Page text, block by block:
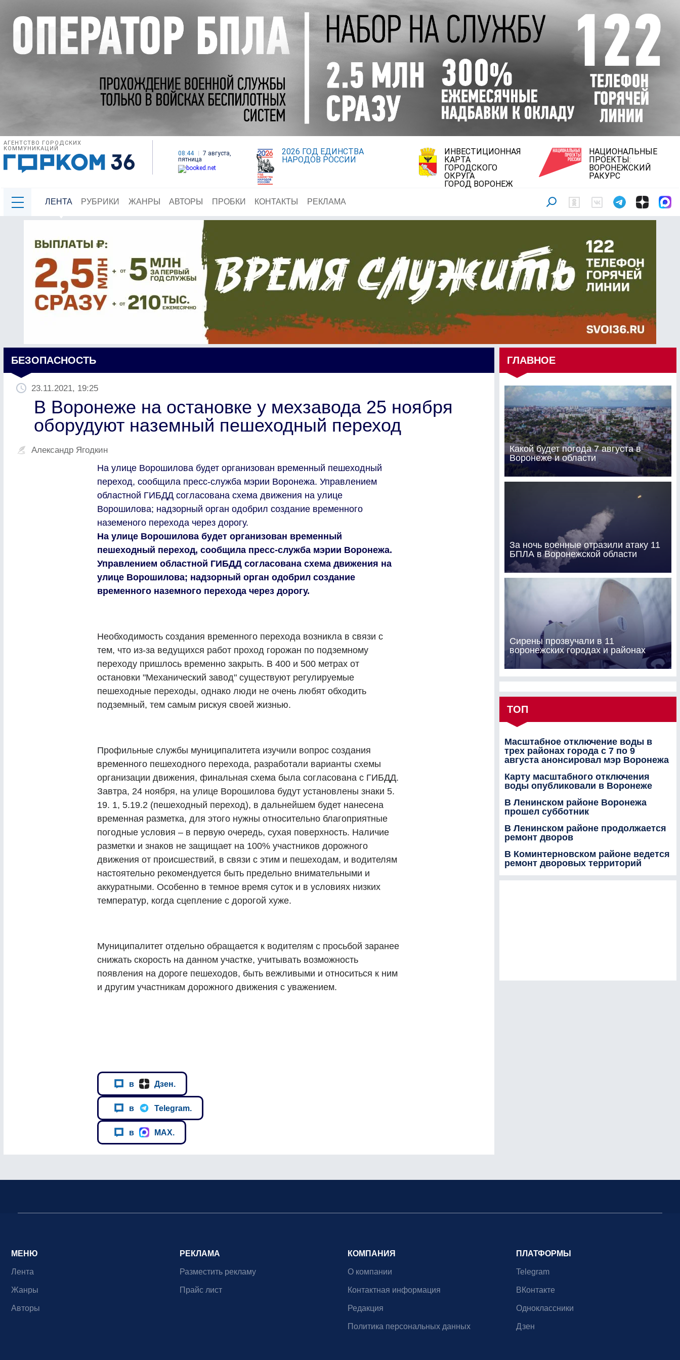
АГЕНТСТВО ГОРОДСКИХ
КОММУНИКАЦИЙ
08:44
7 августа,
пятница
2026 ГОД ЕДИНСТВА
НАРОДОВ РОССИИ
ИНВЕСТИЦИОННАЯ
КАРТА
ГОРОДСКОГО
ОКРУГА
ГОРОД ВОРОНЕЖ
НАЦИОНАЛЬНЫЕ
ПРОЕКТЫ:
ВОРОНЕЖСКИЙ
РАКУРС
ЛЕНТА РУБРИКИ ЖАНРЫ АВТОРЫ ПРОБКИ КОНТАКТЫ РЕКЛАМА
БЕЗОПАСНОСТЬ
23.11.2021, 19:25
В Воронеже на остановке у мехзавода 25 ноября
оборудуют наземный пешеходный переход
Александр Ягодкин
На улице Ворошилова будет организован временный пешеходный
переход, сообщила пресс-служба мэрии Воронежа. Управлением
областной ГИБДД согласована схема движения на улице
Ворошилова; надзорный орган одобрил создание временного
наземеного перехода через дорогу.
На улице Ворошилова будет организован временный
пешеходный переход, сообщила пресс-служба мэрии Воронежа.
Управлением областной ГИБДД согласована схема движения на
улице Ворошилова; надзорный орган одобрил создание
временного наземного перехода через дорогу.
Необходимость создания временного перехода возникла в связи с
тем, что из-за ведущихся работ проход горожан по подземному
переходу пришлось временно закрыть. В 400 и 500 метрах от
остановки "Механический завод" существуют регулируемые
пешеходные переходы, однако люди не очень любят обходить
подземный, тем самым рискуя своей жизнью.
Профильные службы муниципалитета изучили вопрос создания
временного пешеходного перехода, разработали варианты схемы
организации движения, финальная схема была согласована с ГИБДД.
Завтра, 24 ноября, на улице Ворошилова будут установлены знаки 5.
19. 1, 5.19.2 (пешеходный переход), в дальнейшем будет нанесена
временная разметка, для этого нужны относительно благоприятные
погодные условия – в первую очередь, сухая поверхность. Наличие
разметки и знаков не защищает на 100% участников дорожного
движения от происшествий, в связи с этим и пешеходам, и водителям
настоятельно рекомендуется быть предельно внимательными и
аккуратными. Особенно в темное время суток и в условиях низких
температур, когда сцепление с дорогой хуже.
Муниципалитет отдельно обращается к водителям с просьбой заранее
снижать скорость на данном участке, учитывать возможность
появления на дороге пешеходов, быть вежливыми и относиться к ним
и другим участникам дорожного движения с уважением.
в Дзен.
в Telegram.
в MAX.
ГЛАВНОЕ
Какой будет погода 7 августа в
Воронеже и области
За ночь военные отразили атаку 11
БПЛА в Воронежской области
Сирены прозвучали в 11
воронежских городах и районах
ТОП
Масштабное отключение воды в
трех районах города с 7 по 9
августа анонсировал мэр Воронежа
Карту масштабного отключения
воды опубликовали в Воронеже
В Ленинском районе Воронежа
прошел субботник
В Ленинском районе продолжается
ремонт дворов
В Коминтерновском районе ведется
ремонт дворовых территорий
МЕНЮ
Лента
Жанры
Авторы
РЕКЛАМА
Разместить рекламу
Прайс лист
КОМПАНИЯ
О компании
Контактная информация
Редакция
Политика персональных данных
ПЛАТФОРМЫ
Telegram
ВКонтакте
Одноклассники
Дзен